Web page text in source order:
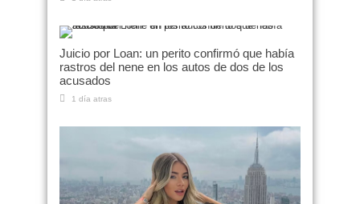
Juicio por Loan: un perito confirmó que había
rastros del nene en los autos de dos de los
acusados
1 día atras